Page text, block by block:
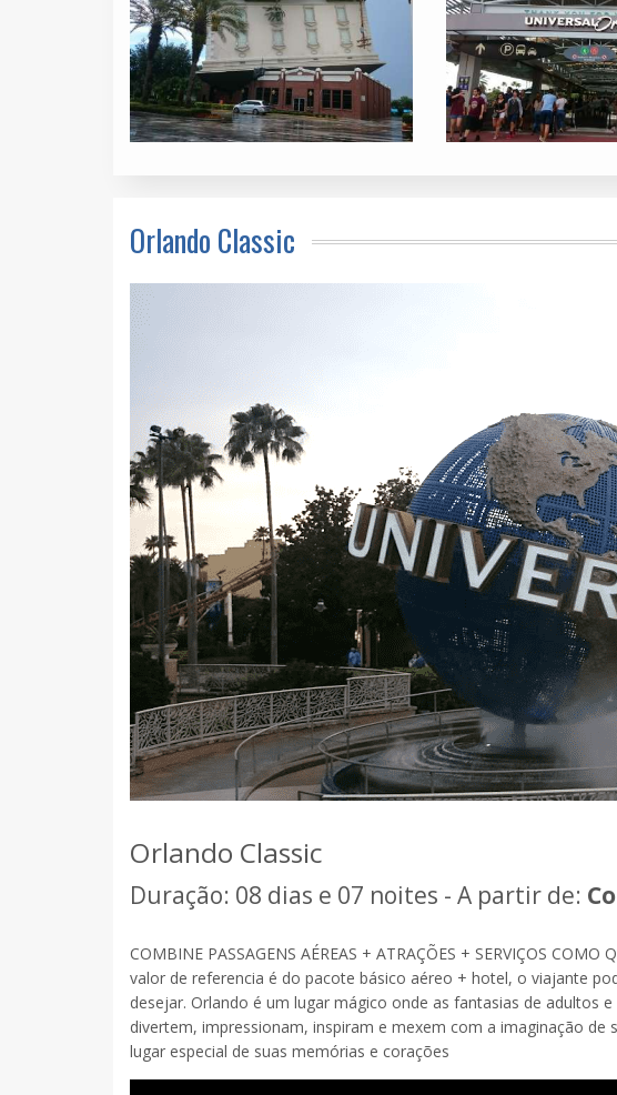
Orlando Classic
Orlando Classic
Duração: 08 dias e 07 noites - A partir de:
COMBINE PASSAGENS AÉREAS + ATRAÇÕES + SERVIÇOS COMO
valor de referencia é do pacote básico aéreo + hotel, o viajante
desejar. Orlando é um lugar mágico onde as fantasias de adultos
divertem, impressionam, inspiram e mexem com a imaginação
lugar especial de suas memórias e corações